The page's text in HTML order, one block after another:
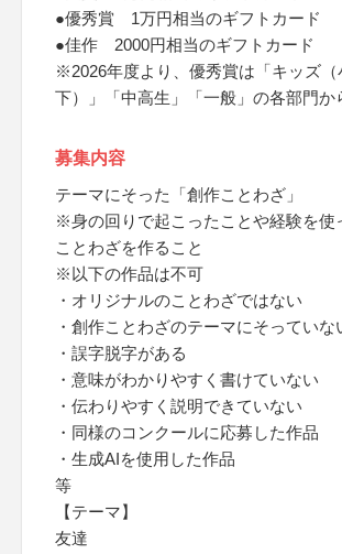
●優秀賞 1万円相当のギフトカード
●佳作 2000円相当のギフトカード
※2026年度より、優秀賞は「キッズ（
下）」「中高生」「一般」の各部門か
募集内容
テーマにそった「創作ことわざ」
※身の回りで起こったことや経験を使
ことわざを作ること
※以下の作品は不可
・オリジナルのことわざではない
・創作ことわざのテーマにそっていな
・誤字脱字がある
・意味がわかりやすく書けていない
・伝わりやすく説明できていない
・同様のコンクールに応募した作品
・生成AIを使用した作品
等
【テーマ】
友達